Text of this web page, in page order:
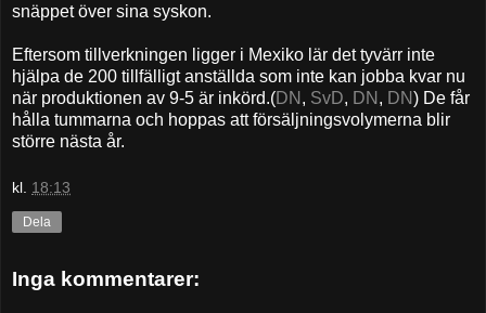
snäppet över sina syskon.
Eftersom tillverkningen ligger i Mexiko lär det tyvärr inte
hjälpa de 200 tillfälligt anställda som inte kan jobba kvar nu
när produktionen av 9-5 är inkörd.(DN , SvD, DN , DN) De får
hålla tummarna och hoppas att försäljningsvolymerna blir
större nästa år.
kl. 18:13
Dela
Inga kommentarer: